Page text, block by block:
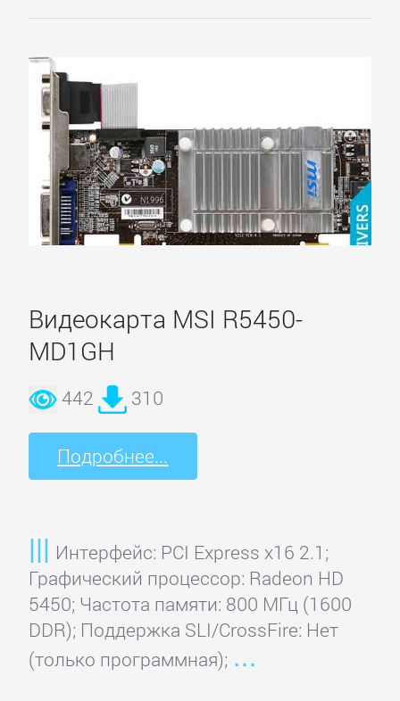
Видеокарта MSI R5450-
MD1GH
442 310
Подробнее...
Интерфейс: PCI Express x16 2.1;
Графический процессор: Radeon HD
5450; Частота памяти: 800 МГц (1600
DDR); Поддержка SLI/CrossFire: Нет
(только программная);
ASUS
Audiotrak
Black
Warrior
Creative
computer
Defender
Dynamode
Gembird